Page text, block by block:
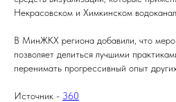
Некрасовском и Химкинском
В МинЖКХ региона добавили, что
позволяет делиться лучшими
перенимать прогрессивный опыт
Источник - 360